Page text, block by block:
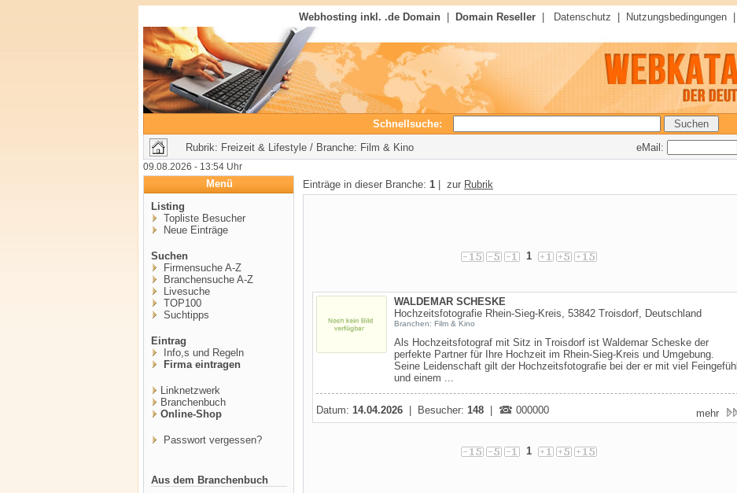
Webhosting inkl. .de Domain Domain Reseller Datenschutz Nutzungsbedingungen
Schnellsuche:
Rubrik: Freizeit & Lifestyle / Branche: Film & Kino
eMail:
09.08.2026 - 13:54 Uhr
Menü
Listing
Topliste Besucher
Neue Einträge
Suchen
Firmensuche A-Z
Branchensuche A-Z
Livesuche
TOP100
Suchtipps
Eintrag
Info,s und Regeln
Firma eintragen
Linknetzwerk
Branchenbuch
Online-Shop
Passwort vergessen?
Aus dem Branchenbuch
Einträge in dieser Branche: 1 | zur Rubrik
1
WALDEMAR SCHESKE
Hochzeitsfotografie Rhein-Sieg-Kreis, 53842 Troisdorf, Deutschland
Branchen: Film & Kino
Als Hochzeitsfotograf mit Sitz in Troisdorf ist Waldemar Scheske der
perfekte Partner für Ihre Hochzeit im Rhein-Sieg-Kreis und Umgebung.
Seine Leidenschaft gilt der Hochzeitsfotografie bei der er mit viel Feingefühl
und einem ...
Datum: 14.04.2026 | Besucher: 148 000000 mehr
1